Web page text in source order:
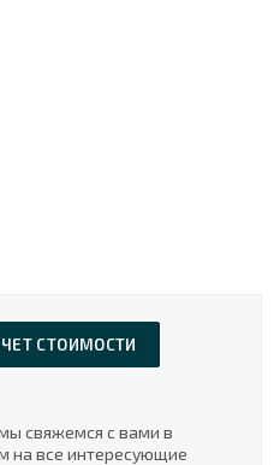
СТОИМОСТИ
свяжемся с вами в
на все интересующие